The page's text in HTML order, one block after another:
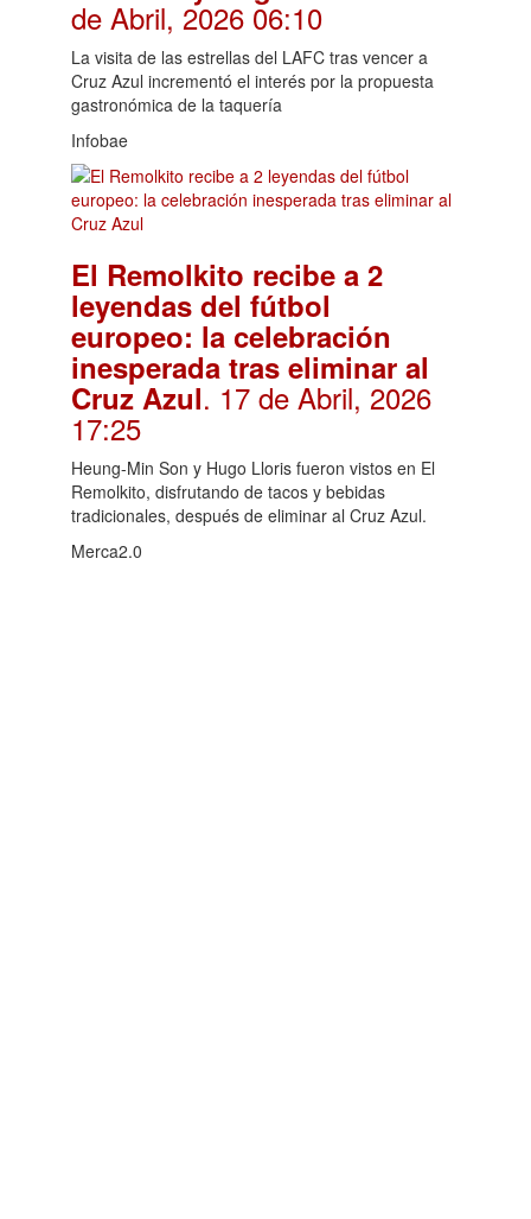
de Abril, 2026 06:10
La visita de las estrellas del LAFC tras vencer a
Cruz Azul incrementó el interés por la propuesta
gastronómica de la taquería
Infobae
El Remolkito recibe a 2
leyendas del fútbol
europeo: la celebración
inesperada tras eliminar al
Cruz Azul. 17 de Abril, 2026
17:25
Heung-Min Son y Hugo Lloris fueron vistos en El
Remolkito, disfrutando de tacos y bebidas
tradicionales, después de eliminar al Cruz Azul.
Merca2.0